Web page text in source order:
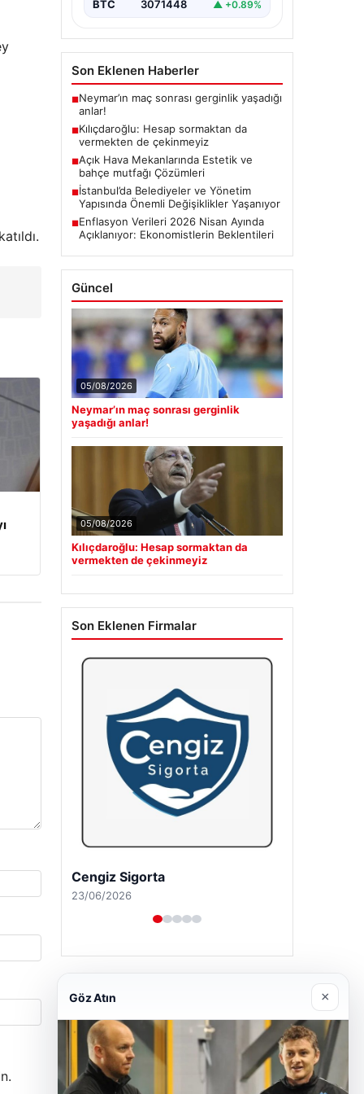
BTC 3071448 ▲ +0.89%
Son Eklenen Haberler
■Neymar’ın maç sonrası gerginlik yaşadığı
anlar!
■Kılıçdaroğlu: Hesap sormaktan da
vermekten de çekinmeyiz
■Açık Hava Mekanlarında Estetik ve
bahçe mutfağı Çözümleri
■İstanbul’da Belediyeler ve Yönetim
Yapısında Önemli Değişiklikler Yaşanıyor
■Enflasyon Verileri 2026 Nisan Ayında
Açıklanıyor: Ekonomistlerin Beklentileri
Güncel
05/08/2026
Neymar’ın maç sonrası gerginlik
yaşadığı anlar!
05/08/2026
Kılıçdaroğlu: Hesap sormaktan da
vermekten de çekinmeyiz
Son Eklenen Firmalar
Hastaş Beton
26/05/2026
Göz Atın ×